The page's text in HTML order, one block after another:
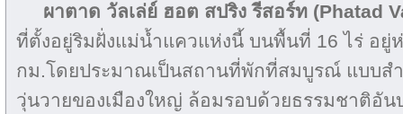
ผาตาด วัลเล่ย์ ฮอต สปริง รีสอร์ท (Phatad
ที่ตั้งอยู่ริมฝั่งแม่น้ำแควแห่งนี้ บนพื้นที่ 16 ไร่ อยู่ห่
กม.โดยประมาณเป็นสถานที่พักที่สมบูรณ์ แบบส
วุ่นวายของเมืองใหญ่ ล้อมรอบด้วยธรรมชาติอั